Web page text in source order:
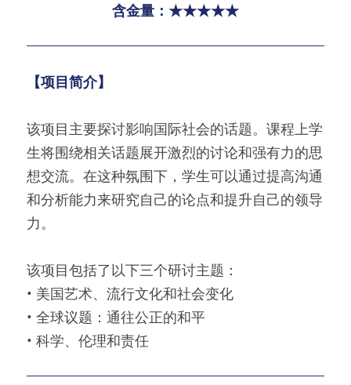
含金量：★★★★★
【项目简介】
该项目主要探讨影响国际社会的话题。课程上学
生将围绕相关话题展开激烈的讨论和强有力的思
想交流。在这种氛围下，学生可以通过提高沟通
和分析能力来研究自己的论点和提升自己的领导
力。
该项目包括了以下三个研讨主题：
• 美国艺术、流行文化和社会变化
• 全球议题：通往公正的和平
• 科学、伦理和责任